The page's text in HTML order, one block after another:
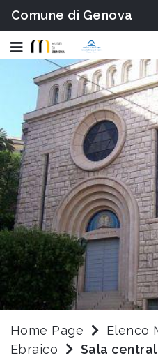
Comune di Genova
Home Page Elenco
Ebraico
Sala